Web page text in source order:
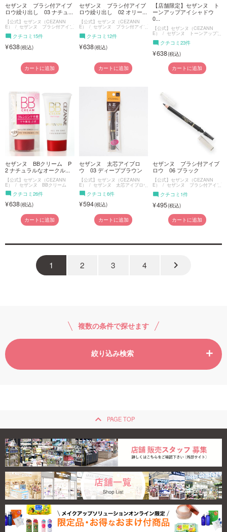
セザンヌ ブラシ付アイブ
ロウ繰り出し 03 ナチュ...
【公式】セザンヌ（CEZANN
E） セザンヌ ブラシ付アイブ
クチコミ15件
638
カートに追加
セザンヌ ブラシ付アイブ
ロウ繰り出し 02 オリー...
【公式】セザンヌ（CEZANN
E） セザンヌ ブラシ付アイブ
クチコミ12件
638
カートに追加
【店舗限定】セザンヌ ト
ーンアップアイシャドウ
0...
【公式】セザンヌ（CEZANN
E） セザンヌ トーンアップア
クチコミ23件
638
カートに追加
セザンヌ BBクリーム P
2 ナチュラルなオークル...
【公式】セザンヌ（CEZANN
E） セザンヌ BBクリーム
クチコミ26件
638
カートに追加
セザンヌ 太芯アイブロ
ウ 03 ディープブラウン
【公式】セザンヌ（CEZANN
E） セザンヌ 太芯アイブロウ
クチコミ6件
594
カートに追加
セザンヌ ブラシ付アイブ
ロウ 06 ブラック
【公式】セザンヌ（CEZANN
E） セザンヌ ブラシ付アイブ
クチコミ1件
495
カートに追加
1 2 3 4 keyboard_arrow_right
複数の条件で探せます
絞り込み検索
keyboard_arrow_up PAGE TOP